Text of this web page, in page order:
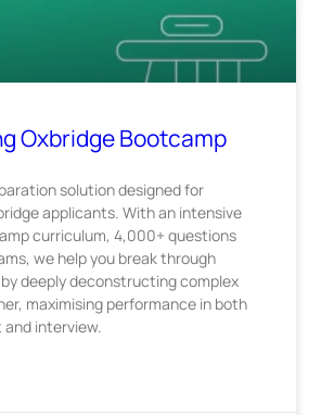
Oxbridge Bootcamp
solution designed for
applicants. With an intensive
curriculum, 4,000+ questions
we help you break through
deeply deconstructing complex
maximising performance in both
interview.